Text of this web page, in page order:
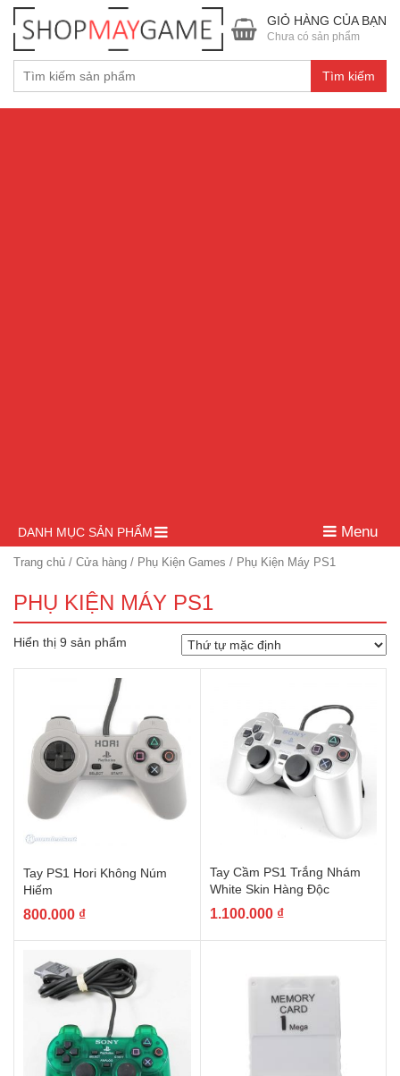
Tìm kiếm
GIỎ HÀNG CỦA BẠN
Chưa có sản phẩm
DANH MỤC SẢN PHẨM Menu
Trang chủ / Cửa hàng / Phụ Kiện Games / Phụ Kiện Máy PS1
PHỤ KIỆN MÁY PS1
Hiển thị 9 sản phẩm
Tay PS1 Hori Không Núm
Hiếm
800.000 ₫
Tay Cầm PS1 Trắng Nhám
White Skin Hàng Độc
1.100.000 ₫